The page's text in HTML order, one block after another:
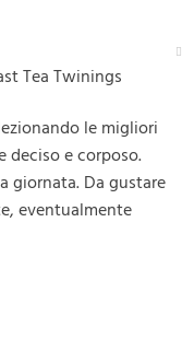
Tea Twinings
le migliori
deciso e corposo.
giornata. Da gustare
eventualmente